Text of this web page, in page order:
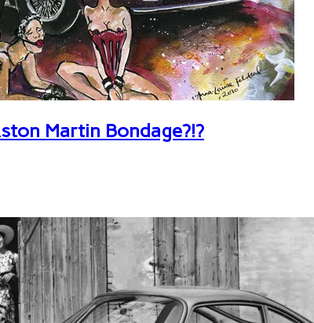
Martin Bondage?!?